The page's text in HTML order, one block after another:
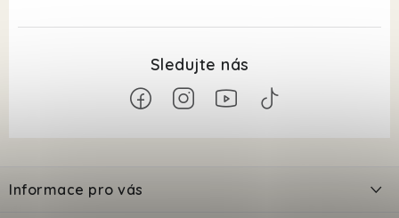
pInformace pro vás